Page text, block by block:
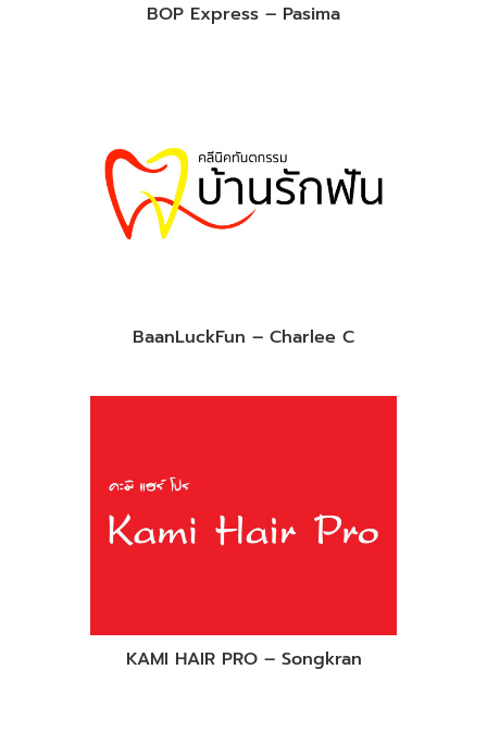
BOP Express – Pasima
BaanLuckFun – Charlee C
KAMI HAIR PRO – Songkran